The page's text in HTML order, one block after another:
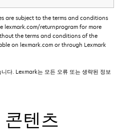
are subject to the terms and conditions
lexmark.com/returnprogram for more
the terms and conditions of the
on lexmark.com or through Lexmark
다. Lexmark는 모든 오류 또는 생략된 정보
콘텐츠